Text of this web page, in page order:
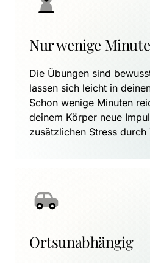
Nur wenige
Die Übungen sind
lassen sich leicht in
Schon wenige Minuten
deinem Körper neue
zusätzlichen Stress durch
Ortsunabhängig